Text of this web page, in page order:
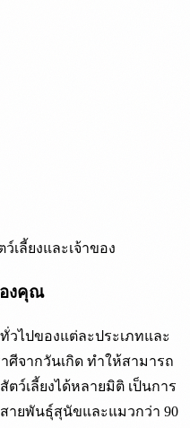
เลี้ยงและเจ้าของ
งคุณ
ไปของแต่ละประเภทและ
จากวันเกิด ทำให้สามารถ
ว์เลี้ยงได้หลายมิติ เป็นการ
ายพันธุ์สุนัขและแมวกว่า 90